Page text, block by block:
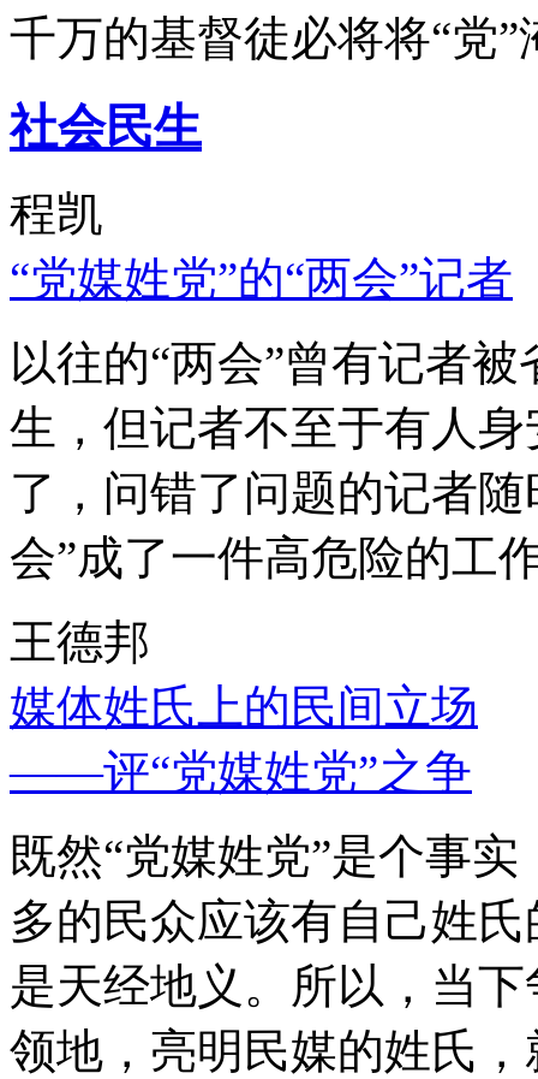
千万的基督徒必将将“党”
社会民生
程凯
“党媒姓党”的“两会”记者
以往的“两会”曾有记者
生，但记者不至于有人
了，问错了问题的记者
会”成了一件高危险的工
王德邦
媒体姓氏上的民间立场
——评“党媒姓党”之争
既然“党媒姓党”是个事
多的民众应该有自己姓
是天经地义。所以，当
领地，亮明民媒的姓氏